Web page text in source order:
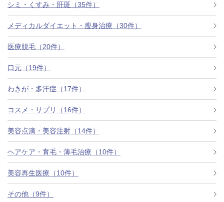
シミ・くすみ・肝斑（35件）
メディカルダイエット・瘦身治療（30件）
医療脱毛（20件）
口元（19件）
わきが・多汗症（17件）
コスメ・サプリ（16件）
美容点滴・美容注射（14件）
ヘアケア・育毛・薄毛治療（10件）
美容再生医療（10件）
その他（9件）